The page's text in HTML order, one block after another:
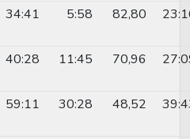
34:41 5:58 82,80
40:28 11:45 70,96
59:11 30:28 48,52